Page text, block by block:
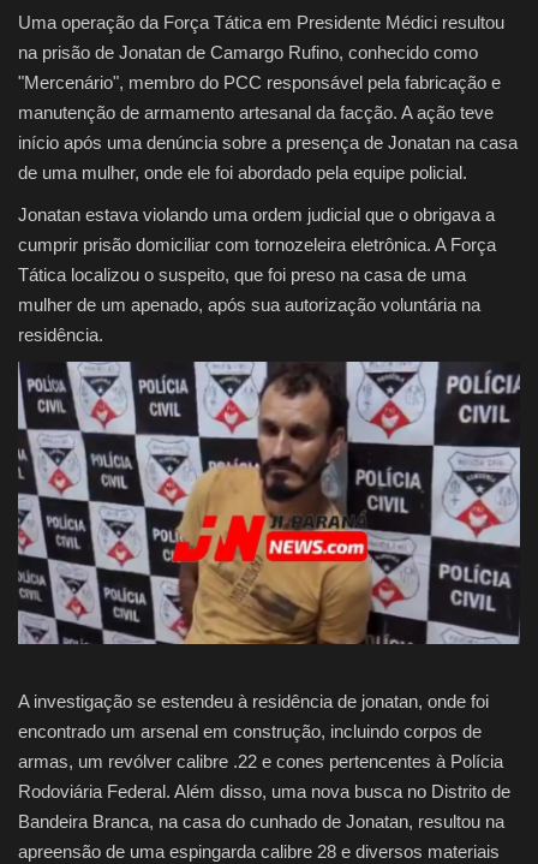
Uma operação da Força Tática em Presidente Médici resultou
na prisão de Jonatan de Camargo Rufino, conhecido como
"Mercenário", membro do PCC responsável pela fabricação e
manutenção de armamento artesanal da facção. A ação teve
início após uma denúncia sobre a presença de Jonatan na casa
de uma mulher, onde ele foi abordado pela equipe policial.
Jonatan estava violando uma ordem judicial que o obrigava a
cumprir prisão domiciliar com tornozeleira eletrônica. A Força
Tática localizou o suspeito, que foi preso na casa de uma
mulher de um apenado, após sua autorização voluntária na
residência.
A investigação se estendeu à residência de jonatan, onde foi
encontrado um arsenal em construção, incluindo corpos de
armas, um revólver calibre .22 e cones pertencentes à Polícia
Rodoviária Federal. Além disso, uma nova busca no Distrito de
Bandeira Branca, na casa do cunhado de Jonatan, resultou na
apreensão de uma espingarda calibre 28 e diversos materiais